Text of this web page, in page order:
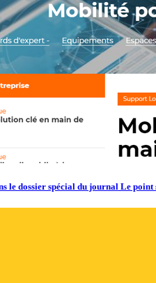
le dossier spécial du journal Le